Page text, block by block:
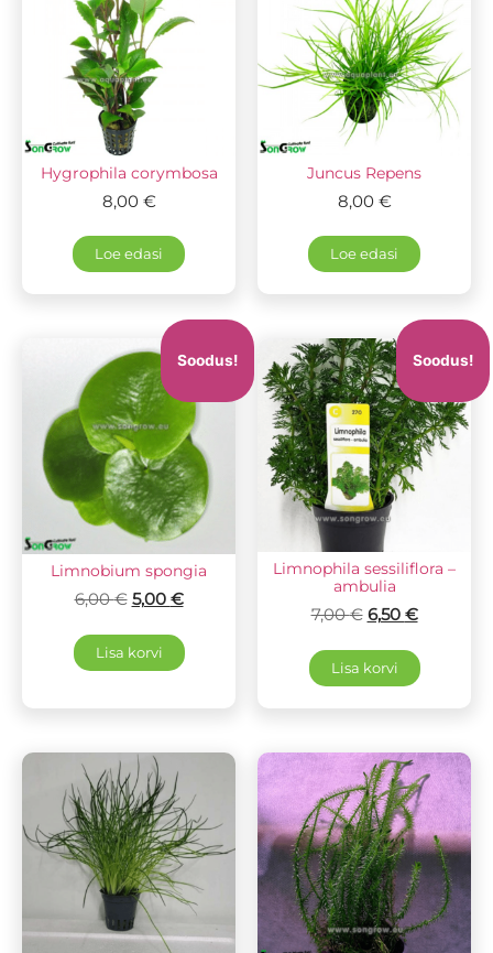
Hygrophila corymbosa
8,00 €
Loe edasi
Juncus Repens
8,00 €
Loe edasi
Soodus!
Limnobium spongia
6,00€ 5,00 €
Lisa korvi
Soodus!
Limnophila sessiliflora –
ambulia
7,00€ 6,50 €
Lisa korvi